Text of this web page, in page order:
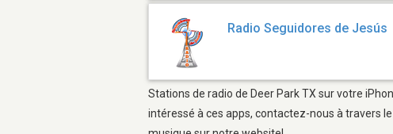
Radio Seguidores de Jesús
Stations de radio de Deer Park TX sur votre
intéressé à ces apps, contactez-nous à travers